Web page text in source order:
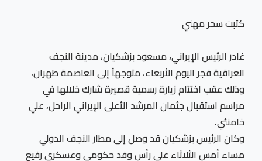
كتبت سحر مهني
غادر الرئيس الإيراني، مسعود بزشكيان، مدينة النجف
العراقية فجر اليوم الأربعاء، متوجهاً إلى العاصمة طهران،
وذلك عقب اختتام زيارة رسمية قصيرة شارك خلالها في
مراسم استقبال جثمان المرشد الأعلى الإيراني الراحل، علي
خامنئي.
وكان الرئيس بزشكيان قد وصل إلى مطار النجف الدولي
مساء أمس الثلاثاء على رأس وفد حكومي وعسكري رفيع